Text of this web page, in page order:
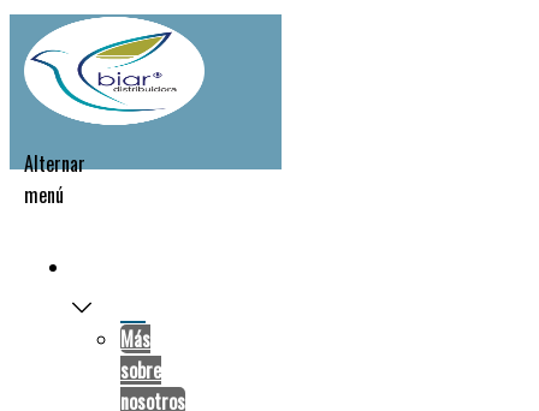
Alternar
menú
Más
sobre
nosotros